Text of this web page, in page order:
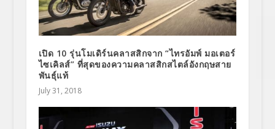
เปิด 10 รุ่นโมเดิร์นคลาสสิกจาก “ไทรอัมพ์ มอเตอร์
ไซเคิลส์” ที่สุดของความคลาสสิกสไตล์อังกฤษสาย
พันธุ์แท้
July 31, 2018